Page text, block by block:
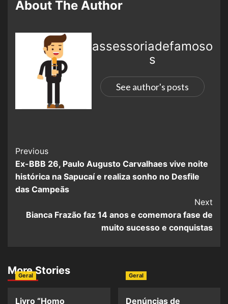
About The Author
assessoriadefamoso
s
See author's posts
Previous
Ex-BBB 26, Paulo Augusto Carvalhaes vive noite
histórica na Sapucaí e realiza sonho no Desfile
das Campeãs
Next
Bianca Frazão faz 14 anos e comemora fase de
muito sucesso e conquistas
More Stories
Geral
Livro “Homo
Geral
Denúncias de